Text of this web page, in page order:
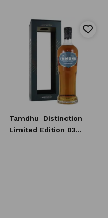
Tamdhu
Distinction
Limited Edition 03